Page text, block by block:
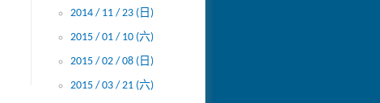
2014 / 11 / 23 (日)
2015 / 01 / 10 (六)
2015 / 02 / 08 (日)
2015 / 03 / 21 (六)